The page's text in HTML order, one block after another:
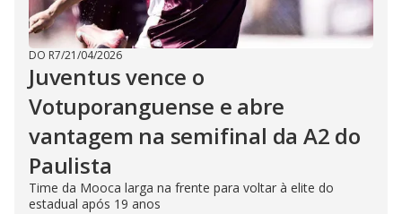
DO R7/21/04/2026
Juventus vence o
Votuporanguense e abre
vantagem na semifinal da A2 do
Paulista
Time da Mooca larga na frente para voltar à elite do
estadual após 19 anos